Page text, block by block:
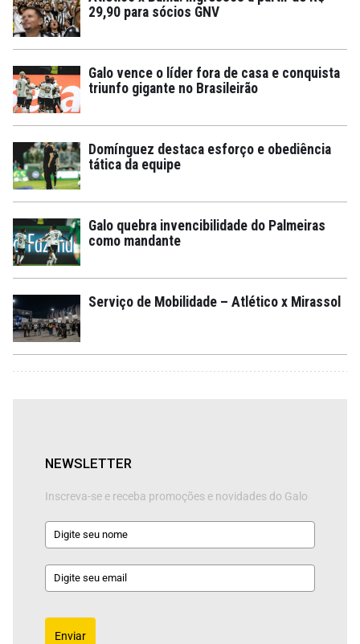
29,90 para sócios GNV
Galo vence o líder fora de casa e conquista
triunfo gigante no Brasileirão
Domínguez destaca esforço e obediência
tática da equipe
Galo quebra invencibilidade do Palmeiras
como mandante
Serviço de Mobilidade – Atlético x Mirassol
NEWSLETTER
Inscreva-se e receba promoções e novidades do Galo
Enviar